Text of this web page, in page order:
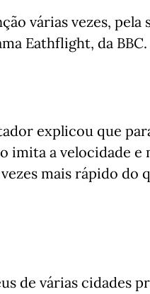
várias vezes, pela
Eathflight, da BBC.
explicou que
imita a velocidade e
mais rápido do
de várias cidades